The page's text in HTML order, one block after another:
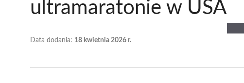
ultramaratonie w USA
Data dodania: 18 kwietnia 2026 r.